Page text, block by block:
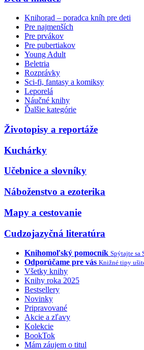
Knihorad – poradca kníh pre deti
Pre najmenších
Pre prvákov
Pre pubertiakov
Young Adult
Beletria
Rozprávky
Sci-fi, fantasy a komiksy
Leporelá
Náučné knihy
Ďalšie kategórie
Životopisy a reportáže
Kuchárky
Učebnice a slovníky
Náboženstvo a ezoterika
Mapy a cestovanie
Cudzojazyčná literatúra
Knihomoľský pomocník Spýtajte sa
Odporúčame pre vás Knižné tipy
Všetky knihy
Knihy roka 2025
Bestsellery
Novinky
Pripravované
Akcie a zľavy
Kolekcie
BookTok
Mám záujem o titul